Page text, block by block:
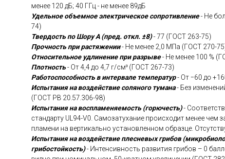
менее 120 дБ; 40 ГГц - не менее 89дБ
Удельное объемное электрическое сопротивление- Не
74)
Твердость по Шору А (пред. откл. ±8)- 77 (ГОСТ 263-75)
Прочность при растяжении- Не менее 2,0 МПа (ГОСТ 270-
Относительное удлинение при разрыве- Не менее 100 %
Плотность- От 4,4 до 4,7 г/см³ (ГОСТ 267-73)
Работоспособность в интервале температур- От −60 до
Испытания на воздействие соляного тумана- Без
(ГОСТ РВ 20.57.306-98)
Испытания на воспламеняемость (горючесть)-
стандарту UL94-V0. Самозатухание происходит менее чем
пламени на вертикально установленном образце.
Испытания на воздействие плесневых грибов
грибостойкость)- Интенсивность развития грибов – 0